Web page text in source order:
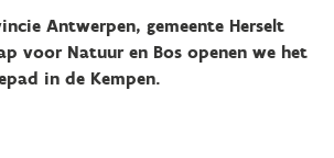
Antwerpen, gemeente Herselt
voor Natuur en Bos openen we het
in de Kempen.